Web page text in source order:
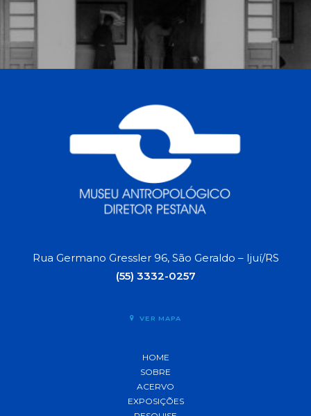
Rua Germano Gressler 96, São Geraldo – Ijuí/RS
(55) 3332-0257
VER MAPA
HOME
SOBRE
ACERVO
EXPOSIÇÕES